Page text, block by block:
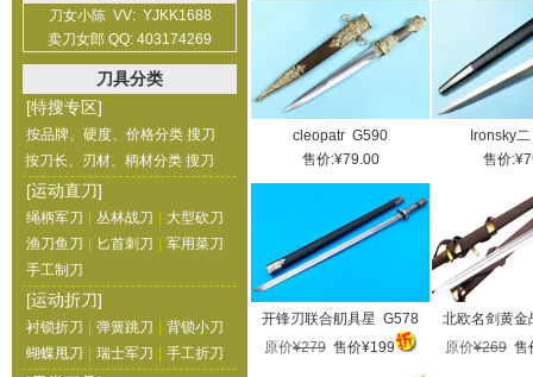
刀女小陈 VV: YJKK1688
卖刀女郎 QQ: 403174269
刀具分类
[特搜专区]
按品牌、硬度、价格分类 搜刀
按刀长、刃材、柄材分类 搜刀
[运动直刀]
绳柄军刀 丛林战刀
大型砍刀
渔刀鱼刀
匕首刺刀
军用菜刀
手工制刀
[运动折刀]
衬锁折刀 弹簧跳刀
背锁小刀
蝴蝶甩刀
瑞士军刀 手工折刀
cleopatr G590
售价:¥79.00
Ironsky
售价
开锋刃联合舠具星 G578
原价¥279 售价¥199
北欧名剑黄
原价¥269 售